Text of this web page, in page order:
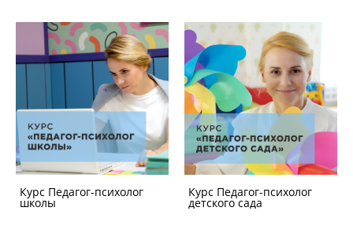
Курс Педагог-психолог
школы
Курс Педагог-психолог
детского сада